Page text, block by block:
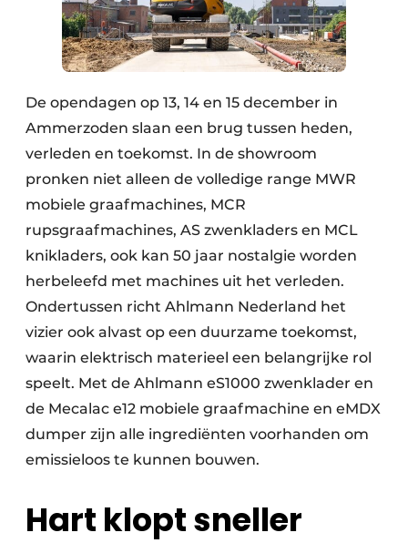
De opendagen op 13, 14 en 15 december in
Ammerzoden slaan een brug tussen heden,
verleden en toekomst. In de showroom
pronken niet alleen de volledige range MWR
mobiele graafmachines, MCR
rupsgraafmachines, AS zwenkladers en MCL
knikladers, ook kan 50 jaar nostalgie worden
herbeleefd met machines uit het verleden.
Ondertussen richt Ahlmann Nederland het
vizier ook alvast op een duurzame toekomst,
waarin elektrisch materieel een belangrijke rol
speelt. Met de Ahlmann eS1000 zwenklader en
de Mecalac e12 mobiele graafmachine en eMDX
dumper zijn alle ingrediënten voorhanden om
emissieloos te kunnen bouwen.
Hart klopt sneller